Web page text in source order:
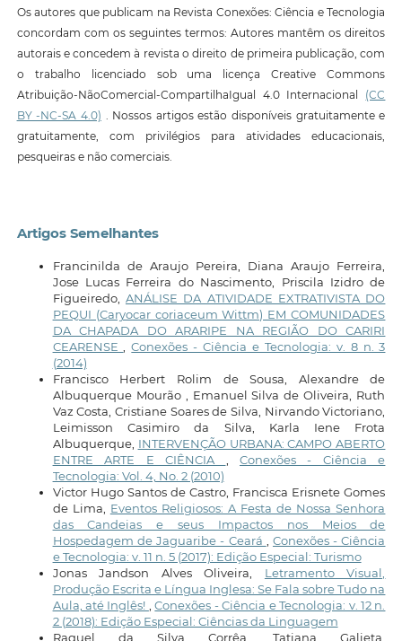
Os autores que publicam na Revista Conexões: Ciência e Tecnologia
concordam com os seguintes termos: Autores mantêm os direitos
autorais e concedem à revista o direito de primeira publicação, com
o trabalho licenciado sob uma licença Creative Commons
Atribuição-NãoComercial-CompartilhaIgual 4.0 Internacional (CC
BY -NC-SA 4.0) . Nossos artigos estão disponíveis gratuitamente e
gratuitamente, com privilégios para atividades educacionais,
pesqueiras e não comerciais.
Artigos Semelhantes
Francinilda de Araujo Pereira, Diana Araujo Ferreira,
Jose Lucas Ferreira do Nascimento, Priscila Izidro de
Figueiredo, ANÁLISE DA ATIVIDADE EXTRATIVISTA DO
PEQUI (Caryocar coriaceum Wittm) EM COMUNIDADES
DA CHAPADA DO ARARIPE NA REGIÃO DO CARIRI
CEARENSE
,Conexões - Ciência e Tecnologia: v. 8 n. 3
(2014)
Francisco Herbert Rolim de Sousa, Alexandre de
Albuquerque Mourão , Emanuel Silva de Oliveira, Ruth
Vaz Costa, Cristiane Soares de Silva, Nirvando Victoriano,
Leimisson Casimiro da Silva, Karla Iene Frota
Albuquerque, INTERVENÇÃO URBANA: CAMPO ABERTO
ENTRE ARTE E CIÊNCIA
Conexões - Ciência e
Tecnologia: Vol. 4, No. 2 (2010)
Victor Hugo Santos de Castro, Francisca Erisnete Gomes
de Lima, Eventos Religiosos: A Festa de Nossa Senhora
das Candeias e seus Impactos nos Meios de
Hospedagem de Jaguaribe - Ceará
Conexões - Ciência
e Tecnologia: v. 11 n. 5 (2017): Edição Especial: Turismo
Jonas Jandson Alves Oliveira, Letramento Visual,
Produção Escrita e Língua Inglesa: Se Fala sobre Tudo na
Aula, até Inglês!
,Conexões - Ciência e Tecnologia: v. 12 n.
2 (2018): Edição Especial: Ciências da Linguagem
Raquel da Silva Corrêa, Tatiana Galieta,